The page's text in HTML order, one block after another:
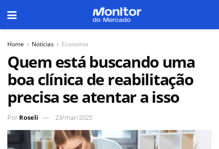
Home Notícias Economia
Quem está buscando uma
boa clínica de reabilitação
precisa se atentar a isso
Por Roseli 23/mar/2025